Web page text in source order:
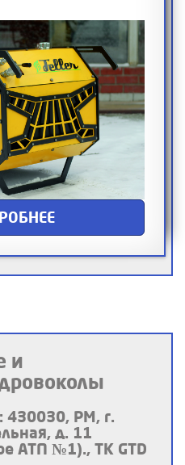
и
430030, РМ, г.
д. 11
АТП №1)., ТК GTD